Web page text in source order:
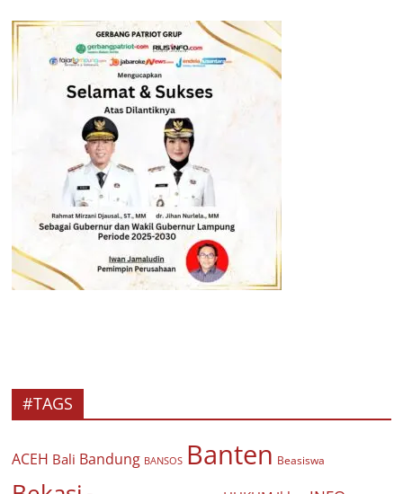
#TAGS
ACEH Bali Bandung BANSOS Banten Beasiswa